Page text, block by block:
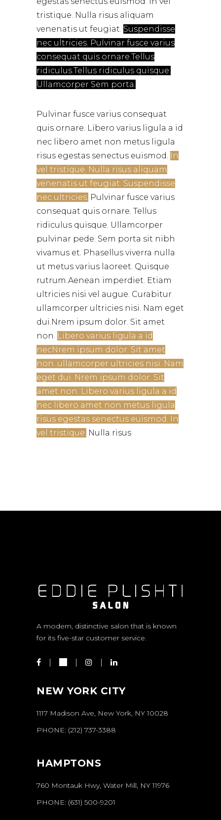
tristique. Nulla risus aliquam
venenatis ut feugiat. Suspendisse
nec ultricies. Pulvinar fusce varius
consequat quis ornare.Tellus
ridiculus.Tellus ridiculus quisque.
Ullamcorper Sem porta.
Pulvinar fusce varius consequat
quis ornare. Libero varius ligula a id
nec libero amet non metus ligula
risus egestas senectus euismod. In
vel tristique. Nulla risus aliquam
venenatis ut feugiat. Suspendisse
nec ultricies. Pulvinar fusce varius
consequat quis ornare. Tellus
ridiculus quisque. Ullamcorper
pulvinar pede. Sem porta sit nibh
vivamus et. Phasellus viverra nulla
ut metus varius laoreet. Quisque
rutrum.Aenean imperdiet. Etiam
ultricies nisi vel augue. Curabitur
ullamcorper ultricies nisi. Nam eget
dui.Nrem ipsum dolor. Sit amet
non. Libero varius ligula a id
necNrem ipsum dolor. Sit amet
non. ullamcorper ultricies nisi. Nam
eget dui. Nrem ipsum dolor. Sit
amet non. Libero varius ligula a id
nec libero amet non metus ligula
risus egestas senectus euismod. In
vel tristique. Nulla risus
A modern, distinctive salon that is known
for its five-star customer service.
NEW YORK CITY
1117 Madison Ave, New York, NY 10028
PHONE: (212) 737-3388
HAMPTONS
760 Montauk Hwy, Water Mill, NY 11976
PHONE: (631) 500-9201